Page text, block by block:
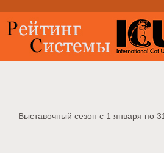
Выставочный сезон с 1 января по